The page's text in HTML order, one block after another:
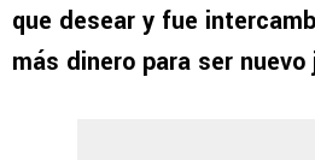
que desear y fue
más dinero para ser